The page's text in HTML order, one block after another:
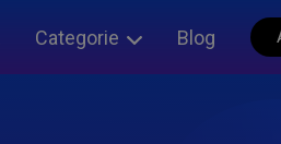
Categorie Blog